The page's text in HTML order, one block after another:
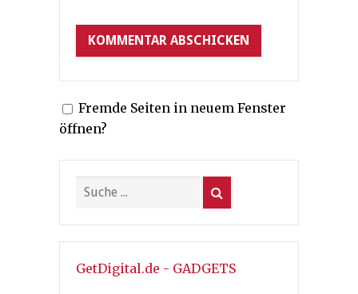
Fremde Seiten in neuem Fenster
öffnen?
GetDigital.de - GADGETS